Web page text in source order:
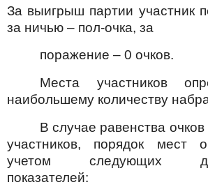
За выигрыш партии участник
за ничью – пол-очка, за
поражение – 0 очков.
Места участников
наибольшему количеству
В случае равенства
участников, порядок мест
учетом следующих
показателей: